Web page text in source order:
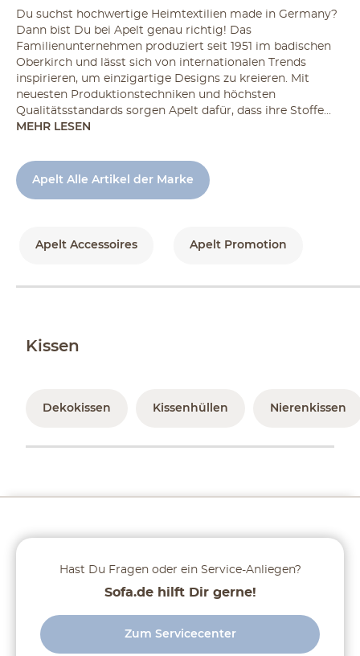
Du suchst hochwertige Heimtextilien made in Germany?
Dann bist Du bei Apelt genau richtig! Das
Familienunternehmen produziert seit 1951 im badischen
Oberkirch und lässt sich von internationalen Trends
inspirieren, um einzigartige Designs zu kreieren. Mit
neuesten Produktionstechniken und höchsten
Qualitätsstandards sorgen Apelt dafür, dass ihre Stoffe...
MEHR LESEN
Apelt Alle Artikel der Marke
Apelt Accessoires Apelt Promotion
Kissen
Dekokissen Kissenhüllen Nierenkissen
Hast Du Fragen oder ein Service-Anliegen?
Sofa.de hilft Dir gerne!
Zum Servicecenter